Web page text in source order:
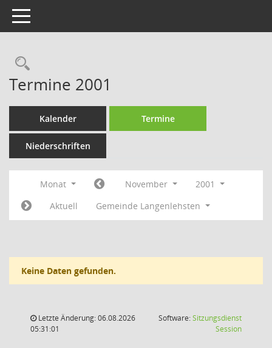
Toggle navigation
Rechercheauswahl
Termine 2001
Kalender Termine
Niederschriften
Monat November
2001
Aktuell
Gemeinde Langenlehsten
Keine Daten gefunden.
Letzte Änderung: 06.08.2026
05:31:01
Software:Sitzungsdienst
Session(Wird in